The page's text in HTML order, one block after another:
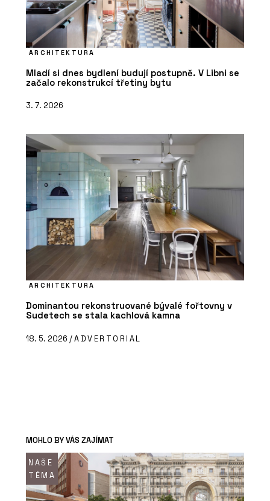
ARCHITEKTURA
Mladí si dnes bydlení budují postupně. V Libni se
začalo rekonstrukcí třetiny bytu
3. 7. 2026
ARCHITEKTURA
Dominantou rekonstruované bývalé fořtovny v
Sudetech se stala kachlová kamna
18. 5. 2026 /ADVERTORIAL
MOHLO BY VÁS ZAJÍMAT
NAŠE
TÉMA